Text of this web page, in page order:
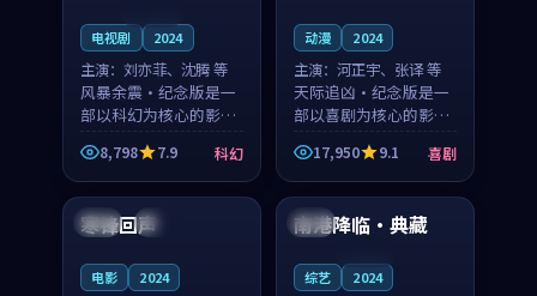
电视剧 2024
主演： 刘亦菲、沈腾 等
风暴余震·纪念版是一
部以科幻为核心的影视
作品，围绕危机、反转
与人物成长展开，整体
节奏紧凑，值得推荐观
看。
8,798 7.9 科幻
动漫 2024
主演： 河正宇、张译 等
天际追凶·纪念版是一
部以喜剧为核心的影视
作品，围绕危机、反转
与人物成长展开，整体
节奏紧凑，值得推荐观
看。
17,950 9.1 喜剧
法国 独播
寒锋回声
电影 2024
泰国
南港降临·典藏
综艺 2024